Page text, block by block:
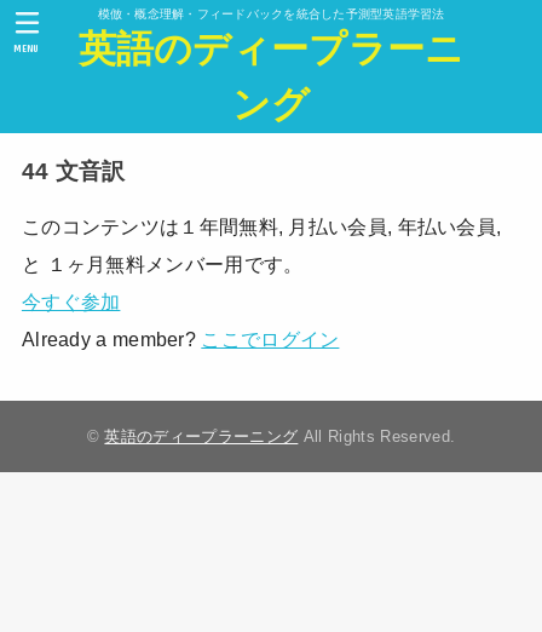
模倣・概念理解・フィードバックを統合した予測型英語学習法
英語のディープラーニ
ング
MENU
44 文音訳
このコンテンツは１年間無料, 月払い会員, 年払い会員,
と １ヶ月無料メンバー用です。
今すぐ参加
Already a member? ここでログイン
©英語のディープラーニング All Rights Reserved.